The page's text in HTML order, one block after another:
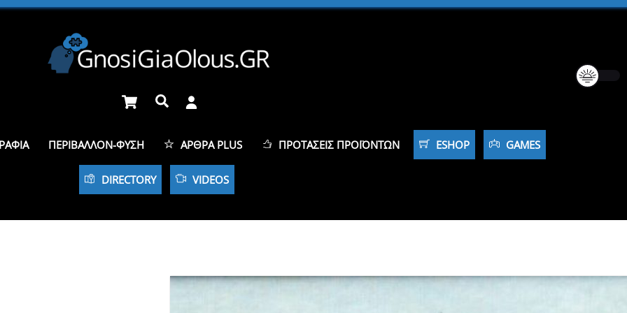
Cart Αναζήτηση
ΠΕΡΙΒΆΛΛΟΝ-ΦΎΣΗ ΆΡΘΡΑ PLUS ΠΡΟΤΆΣΕΙΣ ΠΡΟΪΌΝΤΩΝ ESHOP GAMES
DIRECTORY VIDEOS